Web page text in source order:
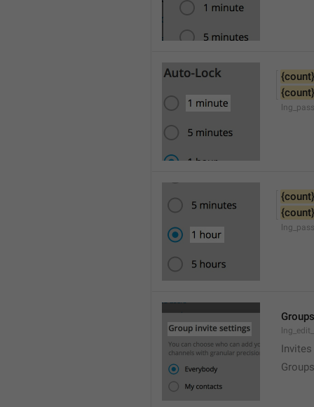
{count}
{count}
{count}
{count}
Invites